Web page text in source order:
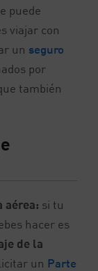
puede
viajar con
un seguro
por
también
aérea: si tu
hacer es
de la
un Parte